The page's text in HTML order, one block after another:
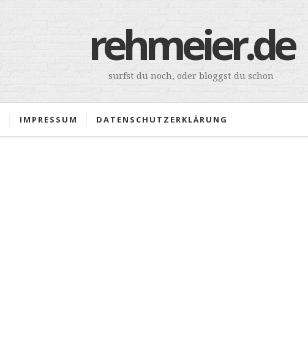
rehmeier.de
surfst du noch, oder bloggst du schon
IMPRESSUM DATENSCHUTZERKLÄRUNG